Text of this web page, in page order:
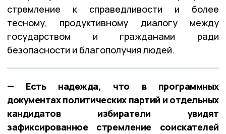
стремление к справедливости и более
тесному, продуктивному диалогу между
государством и гражданами ради
безопасности и благополучия людей.
— Есть надежда, что в программных
документах политических партий и отдельных
кандидатов избиратели увидят
зафиксированное стремление соискателей